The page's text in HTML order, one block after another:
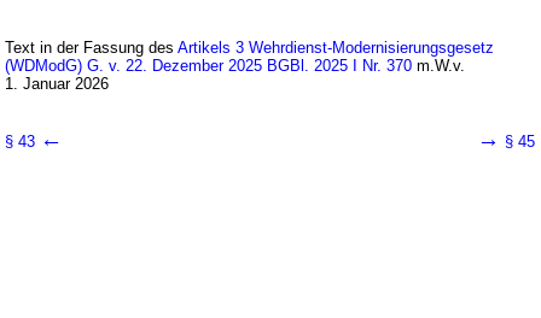
Text in der Fassung desArtikels 3 Wehrdienst-Modernisierungsgesetz
(WDModG) G. v. 22. Dezember 2025 BGBl. 2025 I Nr. 370 m.W.v.
1. Januar 2026
§ 43 ← → § 45